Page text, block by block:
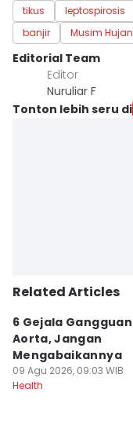
tikus leptospirosis
banjir
Musim Hujan
Editorial Team
Editor
Nuruliar F
Tonton lebih seru di
Related Articles
6 Gejala Gangguan
Aorta, Jangan
Mengabaikannya
09 Agu 2026, 09:03 WIB
Health